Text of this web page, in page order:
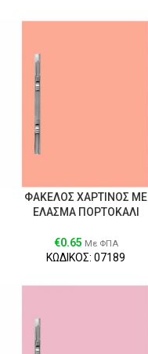
ΦΑΚΕΛΟΣ ΧΑΡΤΙΝΟΣ ΜΕ
ΕΛΑΣΜΑ ΠΟΡΤΟΚΑΛΙ
€0.65 Με ΦΠΑ
ΚΩΔΙΚΟΣ: 07189